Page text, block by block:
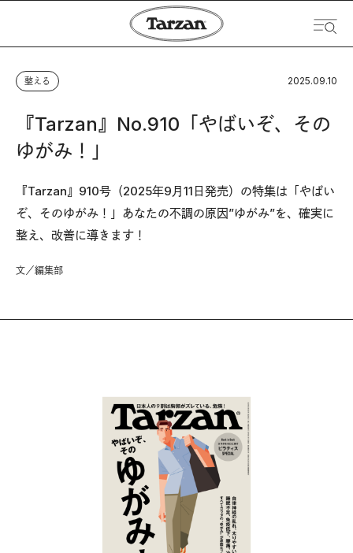
整える 2025.09.10
『Tarzan』No.910「やばいぞ、その
ゆがみ！」
『Tarzan』910号（2025年9月11日発売）の特集は「やばい
ぞ、そのゆがみ！」あなたの不調の原因”ゆがみ”を、確実に
整え、改善に導きます！
文／編集部